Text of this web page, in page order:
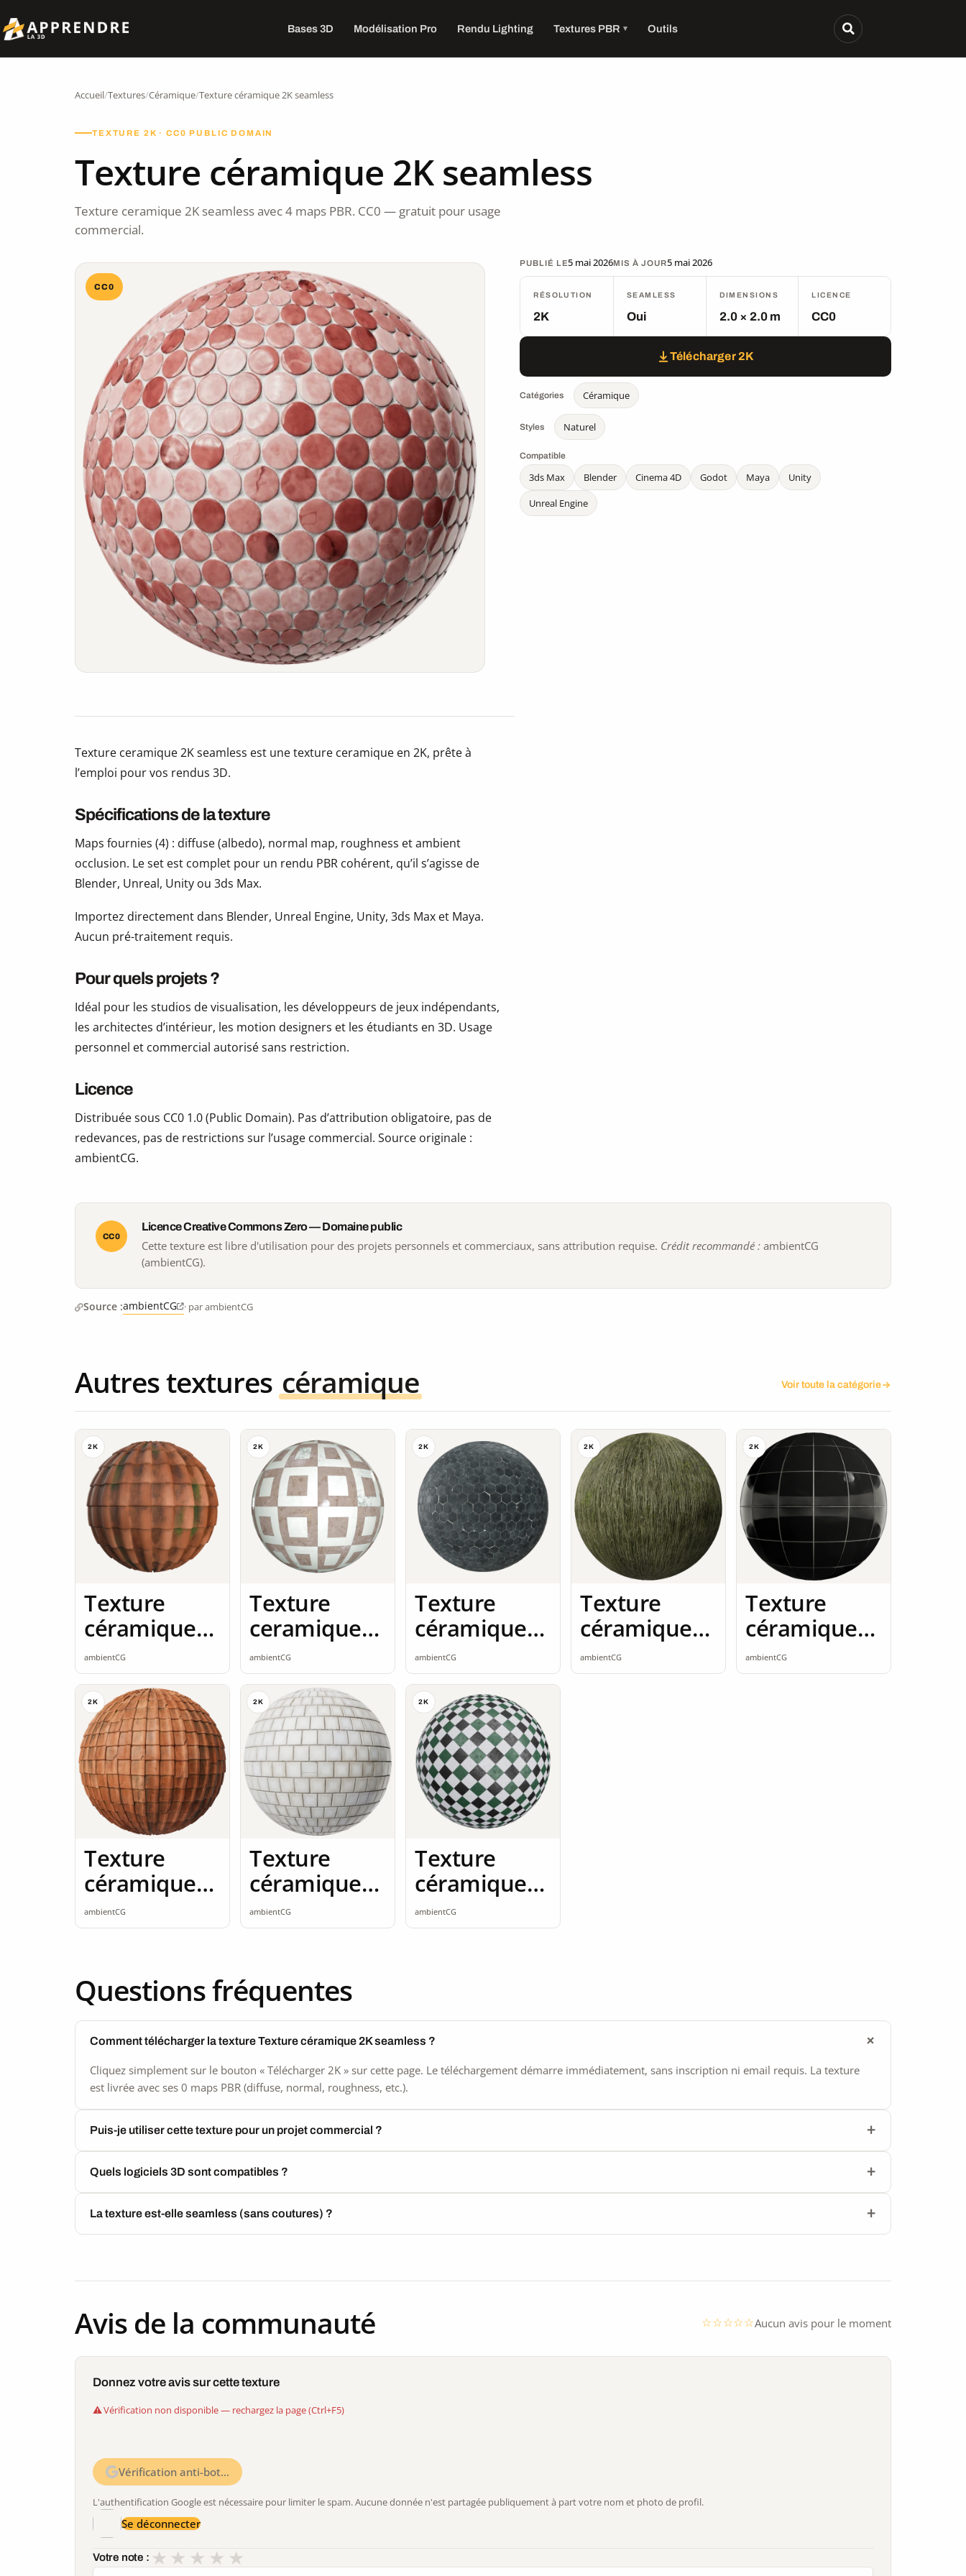
Bases 3D Modélisation Pro Rendu Lighting Textures PBR Outils
Accueil/Textures/Céramique/Texture céramique 2K seamless
TEXTURE 2K · CC0 PUBLIC DOMAIN
Texture céramique 2K seamless
Texture ceramique 2K seamless avec 4 maps PBR. CC0 — gratuit pour usage
commercial.
CC0
PUBLIÉ LE5 mai 2026MIS À JOUR5 mai 2026
RÉSOLUTION
2K
SEAMLESS
Oui
DIMENSIONS
2.0 × 2.0 m
LICENCE
CC0
Télécharger 2K
Catégories Céramique
Styles Naturel
Compatible
3ds Max Blender Cinema 4D Godot Maya
Unity
Unreal Engine
Texture ceramique 2K seamless est une texture ceramique en 2K, prête à
l’emploi pour vos rendus 3D.
Spécifications de la texture
Maps fournies (4) : diffuse (albedo), normal map, roughness et ambient
occlusion. Le set est complet pour un rendu PBR cohérent, qu’il s’agisse de
Blender, Unreal, Unity ou 3ds Max.
Importez directement dans Blender, Unreal Engine, Unity, 3ds Max et Maya.
Aucun pré-traitement requis.
Pour quels projets ?
Idéal pour les studios de visualisation, les développeurs de jeux indépendants,
les architectes d’intérieur, les motion designers et les étudiants en 3D. Usage
personnel et commercial autorisé sans restriction.
Licence
Distribuée sous CC0 1.0 (Public Domain). Pas d’attribution obligatoire, pas de
redevances, pas de restrictions sur l’usage commercial. Source originale :
ambientCG.
CC0
Licence Creative Commons Zero — Domaine public
Cette texture est libre d'utilisation pour des projets personnels et commerciaux, sans attribution requise. Crédit recommandé : ambientCG
(ambientCG).
Source :ambientCG · par ambientCG
Autres textures céramique Voir toute la catégorie
2K
Texture
céramique
2K seamless
ambientCG
2K
Texture
ceramique
2K seamless
ambientCG
2K
Texture
céramique
2K seamless
ambientCG
2K
Texture
céramique
2K seamless
ambientCG
2K
Texture
céramique
2K seamless
ambientCG
2K
Texture
céramique
2K seamless
ambientCG
2K
Texture
céramique
2K seamless
ambientCG
2K
Texture
céramique
2K seamless
ambientCG
Questions fréquentes
Comment télécharger la texture Texture céramique 2K seamless ?
Cliquez simplement sur le bouton « Télécharger 2K » sur cette page. Le téléchargement démarre immédiatement, sans inscription ni email requis. La texture
est livrée avec ses 0 maps PBR (diffuse, normal, roughness, etc.).
Puis-je utiliser cette texture pour un projet commercial ?
Quels logiciels 3D sont compatibles ?
La texture est-elle seamless (sans coutures) ?
Avis de la communauté Aucun avis pour le moment
Donnez votre avis sur cette texture
Vérification non disponible — rechargez la page (Ctrl+F5)
Vérification anti-bot…
L'authentification Google est nécessaire pour limiter le spam. Aucune donnée n'est partagée publiquement à part votre nom et photo de profil.
Se déconnecter
Votre note : ★
★
★
★
★